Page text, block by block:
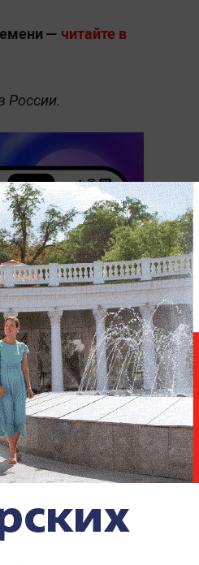
— читайте в
России.